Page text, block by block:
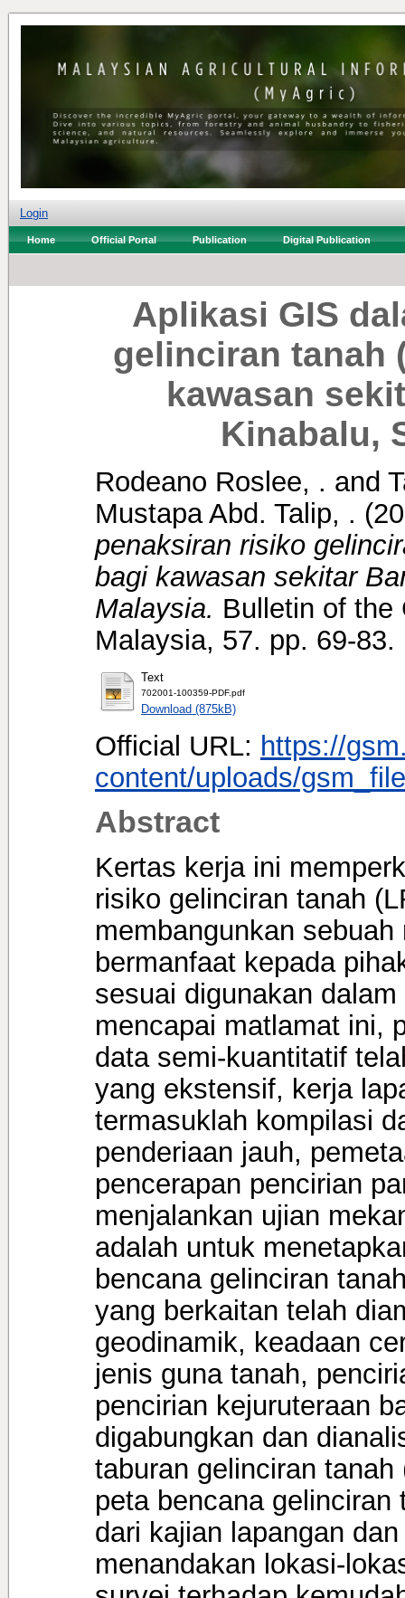
Login
Home Official Portal Publication Digital Publication
Aplikasi GIS
gelinciran tanah
kawasan
Kinabalu,
Rodeano Roslee, . and
Mustapa Abd. Talip, .
penaksiran risiko
bagi kawasan sekitar
Malaysia. Bulletin of the
Malaysia, 57. pp. 69-
Text
702001-100359-PDF.pdf
Download (875kB)
Official URL: https://
content/uploads/
Abstract
Kertas kerja ini
risiko gelinciran tanah
membangunkan
bermanfaat kepada
sesuai digunakan
mencapai matlamat ini,
data semi-kuantitatif
yang ekstensif, kerja
termasuklah kompilasi
penderiaan jauh,
pencerapan pencirian
menjalankan ujian
adalah untuk
bencana gelinciran
yang berkaitan telah
geodinamik, keadaan
jenis guna tanah,
pencirian kejuruteraan
digabungkan dan
taburan gelinciran
peta bencana
dari kajian lapangan
menandakan lokasi-